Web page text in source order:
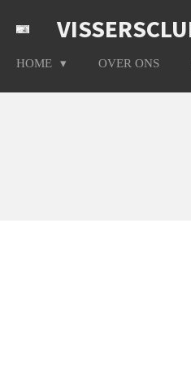
direct
deHOME OVER ONS